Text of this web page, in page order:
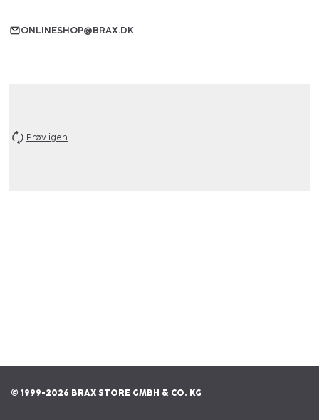
ONLINESHOP@BRAX.DK
Prøv igen
© 1999-2026 BRAX STORE GMBH & CO. KG